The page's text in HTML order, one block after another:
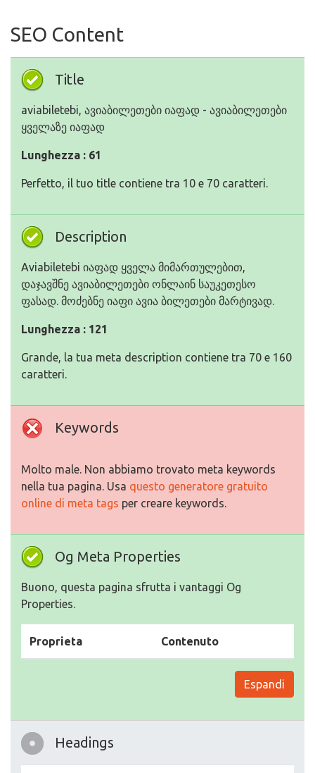
SEO Content
Title
aviabiletebi, ავიაბილეთები იაფად - ავიაბილეთები
ყველაზე იაფად
Lunghezza : 61
Perfetto, il tuo title contiene tra 10 e 70 caratteri.
Description
Aviabiletebi იაფად ყველა მიმართულებით,
დაჯავშნე ავიაბილეთები ონლაინ საუკეთესო
ფასად. მოძებნე იაფი ავია ბილეთები მარტივად.
Lunghezza : 121
Grande, la tua meta description contiene tra 70 e 160
caratteri.
Keywords
Molto male. Non abbiamo trovato meta keywords
nella tua pagina. Usa questo generatore gratuito
online di meta tags per creare keywords.
Og Meta Properties
Buono, questa pagina sfrutta i vantaggi Og
Properties.
Proprieta Contenuto
Espandi
Headings